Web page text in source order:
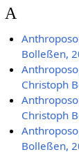
A
Bolleßen,
Christoph
Christoph
Bolleßen,